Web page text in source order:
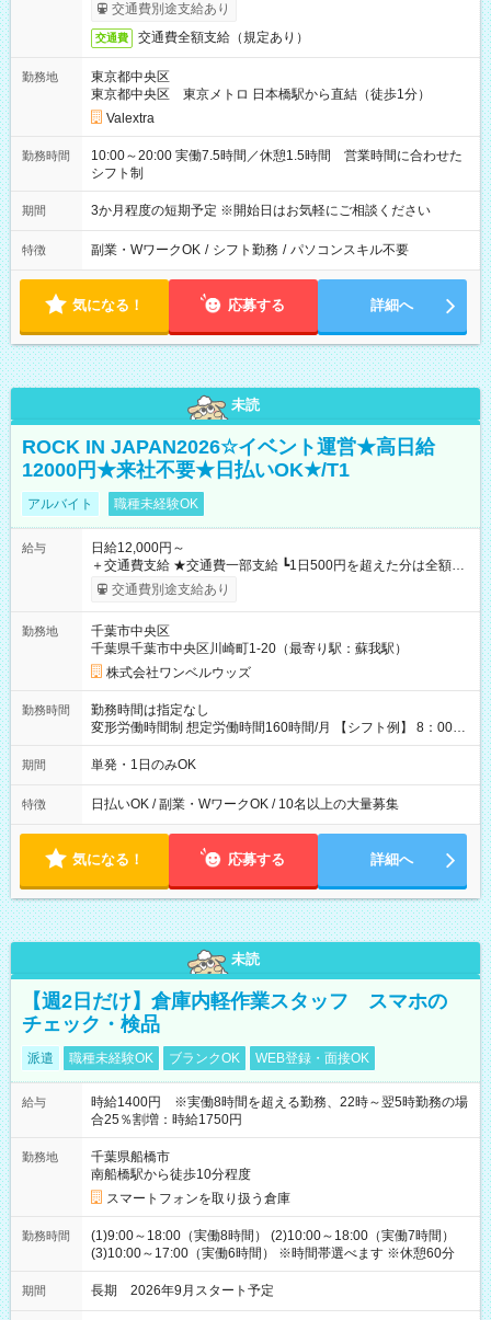
交通費別途支給あり
交通費 交通費全額支給（規定あり）
勤務地
東京都中央区
東京都中央区 東京メトロ 日本橋駅から直結（徒歩1分）
Valextra
勤務時間
10:00～20:00 実働7.5時間／休憩1.5時間 営業時間に合わせた
シフト制
期間 3か月程度の短期予定 ※開始日はお気軽にご相談ください
特徴 副業・WワークOK / シフト勤務 / パソコンスキル不要
気になる！ 応募する 詳細へ
未読
ROCK IN JAPAN2026☆イベント運営★高日給
12000円★来社不要★日払いOK★/T1
アルバイト 職種未経験OK
給与
日給12,000円～
＋交通費支給 ★交通費一部支給 ┗1日500円を超えた分は全額支
給！ ※往復500円以内の方は自己負担となります ★日払いOK！
（規定あり） ┗働いたその日に現金GET♪ お仕事後はコンビニ
なし
交通費別途支給あり
勤務地
千葉市中央区
千葉県千葉市中央区川崎町1-20（最寄り駅：蘇我駅）
株式会社ワンベルウッズ
勤務時間
勤務時間は指定なし
変形労働時間制 想定労働時間160時間/月 【シフト例】 8：00～
17：00 9：00～19：00 10：00～20：00 10：30～19：30
期間 単発・1日のみOK
特徴 日払いOK / 副業・WワークOK / 10名以上の大量募集
気になる！ 応募する 詳細へ
未読
【週2日だけ】倉庫内軽作業スタッフ スマホの
チェック・検品
派遣 職種未経験OK ブランクOK WEB登録・面接OK
給与
時給1400円 ※実働8時間を超える勤務、22時～翌5時勤務の場
合25％割増：時給1750円
勤務地
千葉県船橋市
南船橋駅から徒歩10分程度
スマートフォンを取り扱う倉庫
勤務時間
(1)9:00～18:00（実働8時間） (2)10:00～18:00（実働7時間）
(3)10:00～17:00（実働6時間） ※時間帯選べます ※休憩60分
期間 長期 2026年9月スタート予定